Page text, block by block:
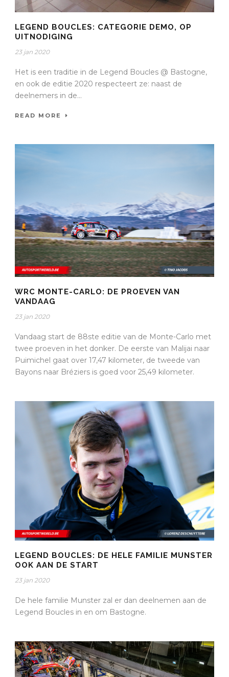
LEGEND BOUCLES: CATEGORIE DEMO, OP
UITNODIGING
23 jan 2020
Het is een traditie in de Legend Boucles @ Bastogne,
en ook de editie 2020 respecteert ze: naast de
deelnemers in de...
READ MORE
WRC MONTE-CARLO: DE PROEVEN VAN
VANDAAG
23 jan 2020
Vandaag start de 88ste editie van de Monte-Carlo met
twee proeven in het donker. De eerste van Malijai naar
Puimichel gaat over 17,47 kilometer, de tweede van
Bayons naar Bréziers is goed voor 25,49 kilometer.
LEGEND BOUCLES: DE HELE FAMILIE MUNSTER
OOK AAN DE START
23 jan 2020
De hele familie Munster zal er dan deelnemen aan de
Legend Boucles in en om Bastogne.